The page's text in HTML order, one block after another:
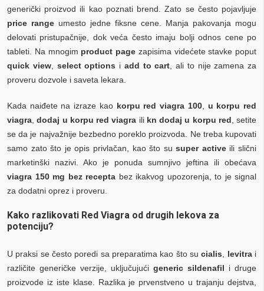
generički proizvod ili kao poznati brend. Zato se često pojavljuje
price range umesto jedne fiksne cene. Manja pakovanja mogu
delovati pristupačnije, dok veća često imaju bolji odnos cene po
tableti. Na mnogim product page zapisima videćete stavke poput
quick view, select options i add to cart , ali to nije zamena za
proveru dozvole i saveta lekara.
Kada naiđete na izraze kao korpu red viagra 100, u korpu red
viagra ,dodaj u korpu red viagra ili kn dodaj u korpu red , setite
se da je najvažnije bezbedno poreklo proizvoda. Ne treba kupovati
samo zato što je opis privlačan, kao što susuper activeili slični
marketinški nazivi. Ako je ponuda sumnjivo jeftina ili obećava
viagra 150 mg bez recepta bez ikakvog upozorenja, to je signal
za dodatni oprez i proveru.
Kako razlikovati Red Viagra od drugih lekova za
potenciju?
U praksi se često poredi sa preparatima kao što sucialis levitrai
različite generičke verzije, uključujući generic sildenafil i druge
proizvode iz iste klase. Razlika je prvenstveno u trajanju dejstva,